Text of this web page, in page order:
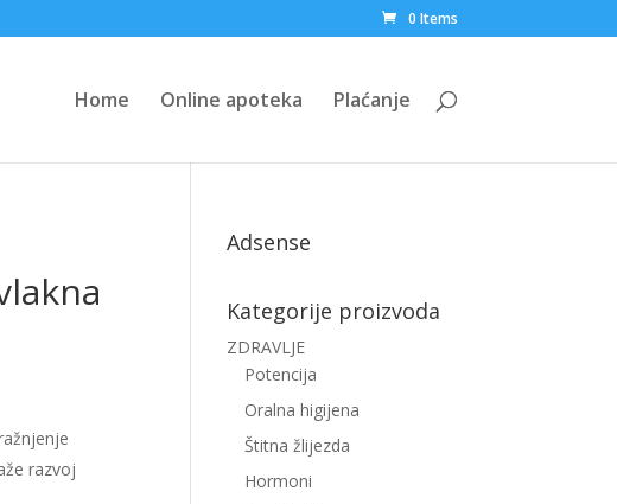
0 Items
Home Online apoteka Plaćanje
razvoj
Adsense
Kategorije proizvoda
ZDRAVLJE
Potencija
Oralna higijena
Štitna žlijezda
Hormoni